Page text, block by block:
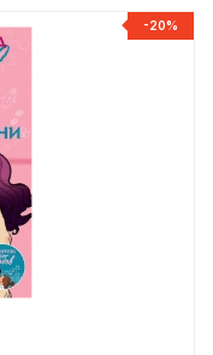
-20%